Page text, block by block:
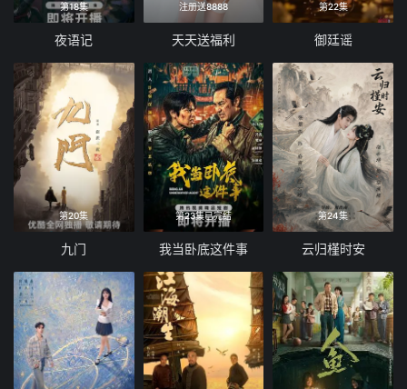
第18集
夜语记
注册送8888
天天送福利
第22集
御廷谣
第20集
九门
第23集已完结
我当卧底这件事
第24集
云归槿时安